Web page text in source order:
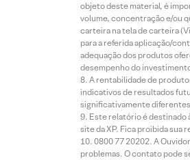
objeto deste material, é
volume, concentração e/ou
carteira na tela de carteira
para a referida aplicação/
adequação dos produtos
desempenho do
A rentabilidade de
indicativos de resultados
significativamente
Este relatório é destinado
site da XP. Fica proibida sua
0800 77 20202. A
problemas. O contato pode